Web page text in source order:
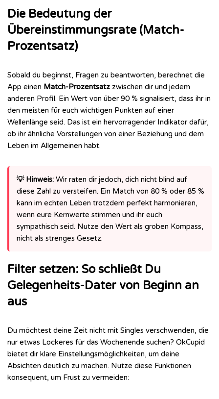
Die Bedeutung der
Übereinstimmungsrate (Match-
Prozentsatz)
Sobald du beginnst, Fragen zu beantworten, berechnet die
App einen Match-Prozentsatz zwischen dir und jedem
anderen Profil. Ein Wert von über 90 % signalisiert, dass ihr in
den meisten für euch wichtigen Punkten auf einer
Wellenlänge seid. Das ist ein hervorragender Indikator dafür,
ob ihr ähnliche Vorstellungen von einer Beziehung und dem
Leben im Allgemeinen habt.
💡 Hinweis: Wir raten dir jedoch, dich nicht blind auf
diese Zahl zu versteifen. Ein Match von 80 % oder 85 %
kann im echten Leben trotzdem perfekt harmonieren,
wenn eure Kernwerte stimmen und ihr euch
sympathisch seid. Nutze den Wert als groben Kompass,
nicht als strenges Gesetz.
Filter setzen: So schließt Du
Gelegenheits-Dater von Beginn an
aus
Du möchtest deine Zeit nicht mit Singles verschwenden, die
nur etwas Lockeres für das Wochenende suchen? OkCupid
bietet dir klare Einstellungsmöglichkeiten, um deine
Absichten deutlich zu machen. Nutze diese Funktionen
konsequent, um Frust zu vermeiden: